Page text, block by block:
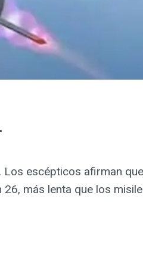
Los escépticos afirman
más lenta que los